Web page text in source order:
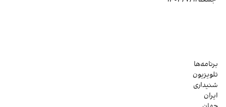
برنامه‌ها
تلویزیون
شنیداری
ایران